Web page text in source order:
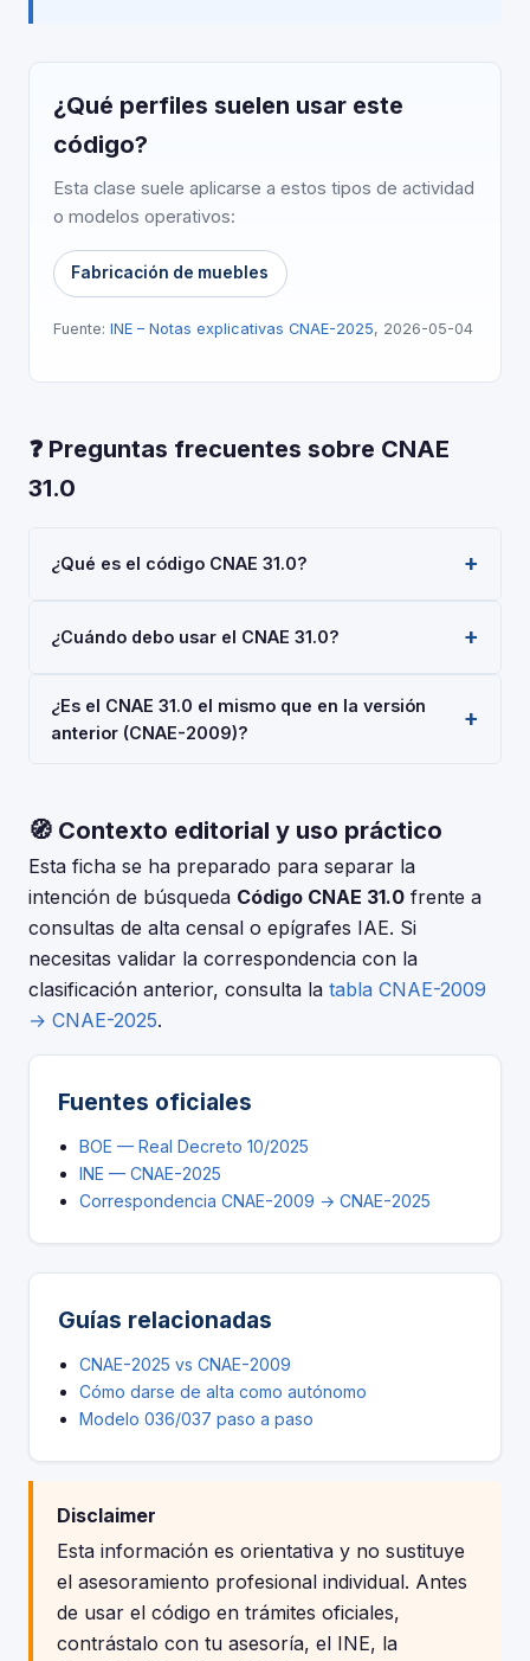
¿Qué perfiles suelen usar este
código?
Esta clase suele aplicarse a estos tipos de actividad
o modelos operativos:
Fabricación de muebles
Fuente: INE – Notas explicativas CNAE-2025, 2026-05-04
❓ Preguntas frecuentes sobre CNAE
31.0
¿Qué es el código CNAE 31.0?
muebles', según la Clasificación Nacional de
por Real Decreto 10/2025. Es un código de nivel
'Grupo' usado en registros oficiales en España.
¿Cuándo debo usar el CNAE 31.0?
'Fabricación de muebles'. Deberás indicarlo al darte
de alta en la Seguridad Social (RETA), al registrar una
¿Es el CNAE 31.0 el mismo que en la versión
anterior (CNAE-2009)?
para verificar si el código 31.0 tuvo modificaciones. El
periodo de adaptación fue hasta el 30 de junio de
2025.
🧭 Contexto editorial y uso práctico
Esta ficha se ha preparado para separar la
intención de búsqueda Código CNAE 31.0 frente a
consultas de alta censal o epígrafes IAE. Si
necesitas validar la correspondencia con la
clasificación anterior, consulta la tabla CNAE-2009
→ CNAE-2025.
Fuentes oficiales
BOE — Real Decreto 10/2025
INE — CNAE-2025
Correspondencia CNAE-2009 → CNAE-2025
Guías relacionadas
CNAE-2025 vs CNAE-2009
Cómo darse de alta como autónomo
Modelo 036/037 paso a paso
Disclaimer
Esta información es orientativa y no sustituye
el asesoramiento profesional individual. Antes
de usar el código en trámites oficiales,
contrástalo con tu asesoría, el INE, la